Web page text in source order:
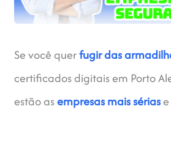
Se você querfugir das
certificados digitais em Porto
estão asempresas mais sérias